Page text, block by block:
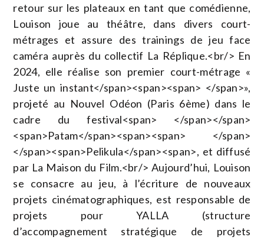
retour sur les plateaux en tant que comédienne,
Louison joue au théâtre, dans divers court-
métrages et assure des trainings de jeu face
caméra auprès du collectif La Réplique.<br/> En
2024, elle réalise son premier court-métrage «
Juste un instant</span><span><span> </span>»,
projeté au Nouvel Odéon (Paris 6ème) dans le
cadre du festival<span> </span></span>
<span>Patam</span><span><span> </span>
</span><span>Pelikula</span><span>, et diffusé
par La Maison du Film.<br/> Aujourd’hui, Louison
se consacre au jeu, à l’écriture de nouveaux
projets cinématographiques, est responsable de
projets pour YALLA (structure
d’accompagnement stratégique de projets